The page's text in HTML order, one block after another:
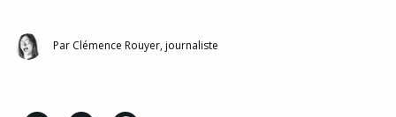
Par Clémence Rouyer, journaliste